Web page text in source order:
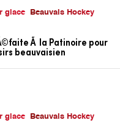
glace
Beauvais Hockey
Ã la Patinoire pour
beauvaisien
glace
Beauvais Hockey